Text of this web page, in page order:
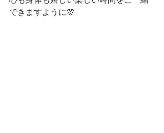
できますように🌸